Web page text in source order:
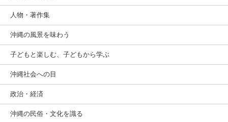
人物・著作集
沖縄の風景を味わう
子どもと楽しむ、子どもから学ぶ
沖縄社会への目
政治・経済
沖縄の民俗・文化を識る